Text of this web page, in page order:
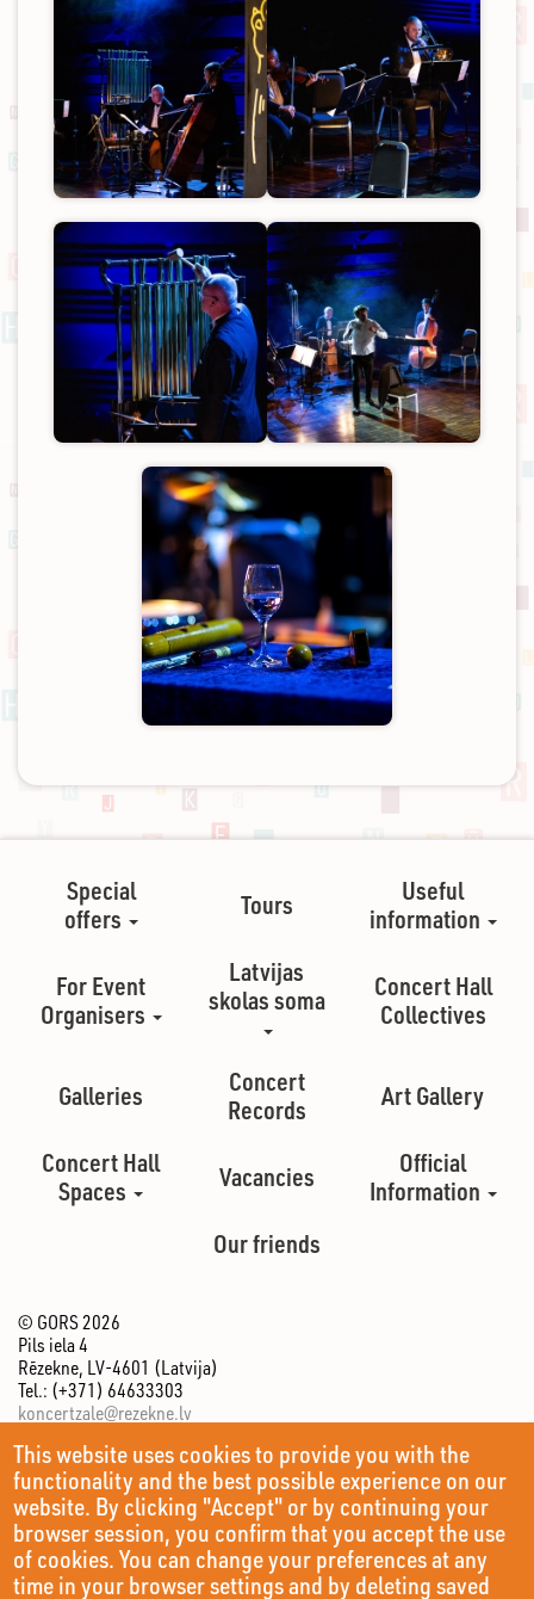
This website uses cookies to provide you with the
functionality and the best possible experience on our
website. By clicking "Accept" or by continuing your
browser session, you confirm that you accept the use
of cookies. You can change your preferences at any
time in your browser settings and by deleting saved
Special
offers
Tours
Useful
information
For Event
Organisers
Latvijas
skolas soma
Concert Hall
Collectives
Galleries
Concert
Records
Art Gallery
Concert Hall
Spaces
Vacancies
Official
Information
Our friends
© GORS 2026
Pils iela 4
Rēzekne, LV-4601 (Latvija)
Tel.: (+371) 64633303
koncertzale@rezekne.lv